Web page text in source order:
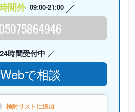
間外 09:00-21:00
24時間受付中
Webで相談
検討リストに追加